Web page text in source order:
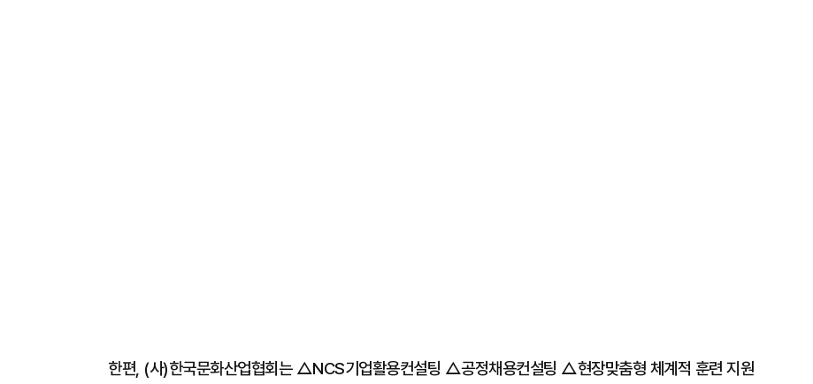
한편, (사)한국문화산업협회는 △NCS기업활용컨설팅 △공정채용컨설팅 △현장맞춤형 체계적 훈련 지원